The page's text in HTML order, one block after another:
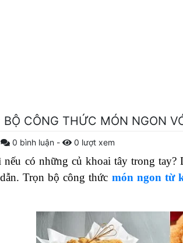
BỘ CÔNG THỨC MÓN NGON
0 bình luận - 0 lượt xem
nếu có những củ khoai tây trong
Trọn bộ công thức món ngon từ